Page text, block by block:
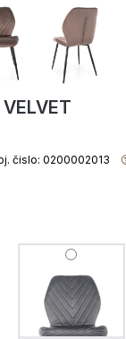
čislo: 0200002013